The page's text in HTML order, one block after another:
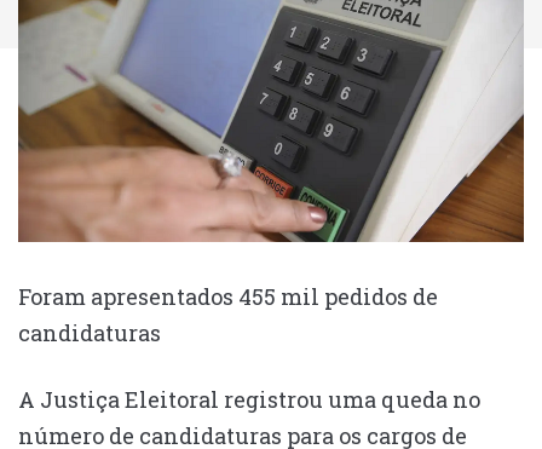
Foram apresentados 455 mil pedidos de
candidaturas
A Justiça Eleitoral registrou uma queda no
número de candidaturas para os cargos de